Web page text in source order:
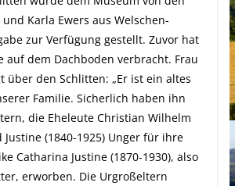
Karla Ewers aus Welschen-
zur Verfügung gestellt. Zuvor hat
auf dem Dachboden verbracht. Frau
über den Schlitten: „Er ist ein altes
Familie. Sicherlich haben ihn
die Eheleute Christian Wilhelm
Justine (1840-1925) Unger für ihre
Catharina Justine (1870-1930), also
erworben. Die Urgroßeltern